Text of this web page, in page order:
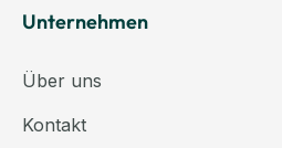
Unternehmen
Über uns
Kontakt